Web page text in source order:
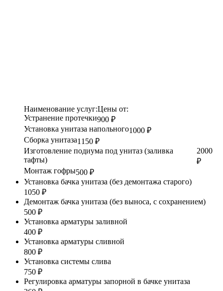
Наименование услуг:Цены от:
Устранение протечки900 ₽
Установка унитаза напольного1000 ₽
Сборка унитаза1150 ₽
Изготовление подиума под унитаз (заливка
тафты)
2000
₽
Монтаж гофры500 ₽
Установка бачка унитаза (без демонтажа старого)
1050 ₽
Демонтаж бачка унитаза (без выноса, с сохранением)
500 ₽
Установка арматуры заливной
400 ₽
Установка арматуры сливной
800 ₽
Установка системы слива
750 ₽
Регулировка арматуры запорной в бачке унитаза